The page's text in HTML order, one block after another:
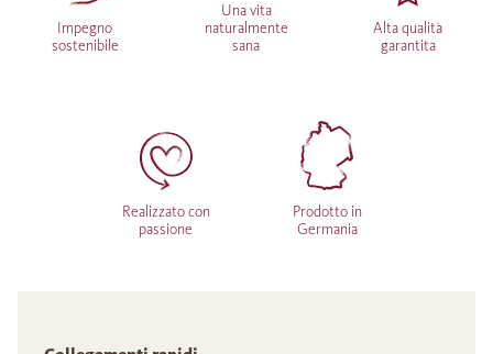
Impegno
sostenibile
Una vita
naturalmente
sana
Alta qualità
garantita
Realizzato con
passione
Prodotto in
Germania